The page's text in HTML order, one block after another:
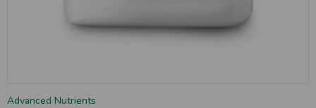
Advanced Nutrients